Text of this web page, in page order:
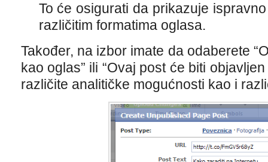
To će osigurati da prikazuje
različitim formatima oglasa.
Također, na izbor imate da odaberete
kao oglas” ili “Ovaj post će biti
različite analitičke mogućnosti kao i